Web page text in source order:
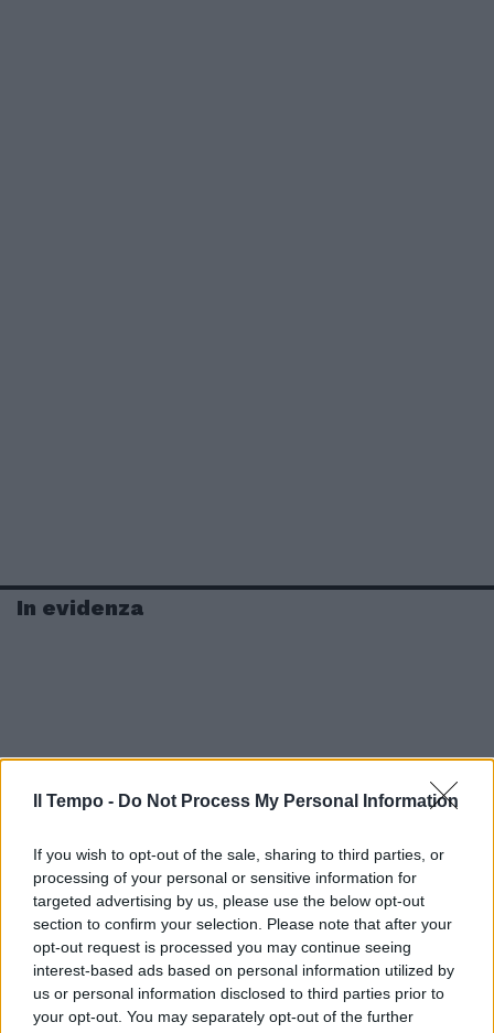
Il Tempo - Do Not Process My Personal Information
If you wish to opt-out of the sale, sharing to third parties, or
processing of your personal or sensitive information for
targeted advertising by us, please use the below opt-out
section to confirm your selection. Please note that after your
opt-out request is processed you may continue seeing
interest-based ads based on personal information utilized by
us or personal information disclosed to third parties prior to
your opt-out. You may separately opt-out of the further
In evidenza